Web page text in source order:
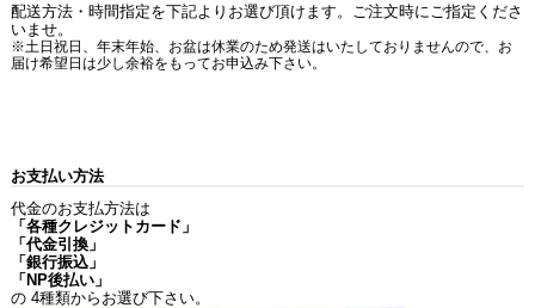
配送方法・時間指定を下記よりお選び頂けます。ご注文時にご指定くださ
いませ。
※土日祝日、年末年始、お盆は休業のため発送はいたしておりませんので、お
届け希望日は少し余裕をもってお申込み下さい。
お支払い方法
代金のお支払方法は
「各種クレジットカード」
「代金引換」
「銀行振込」
「NP後払い」
の 4種類からお選び下さい。